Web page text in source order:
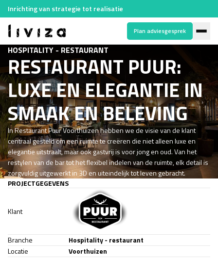
Inrichting van strategie tot realisatie
Plan adviesgesprek
HOSPITALITY - RESTAURANT
RESTAURANT PUUR:
LUXE EN ELEGANTIE IN
SMAAK EN BELEVING
In Restaurant Puur Voorthuizen hebben we de visie van de klant
centraal gesteld om een ruimte te creëren die niet alleen luxe en
elegantie uitstraalt, maar ook gastvrij is voor jong en oud. Van het
restylen van de bar tot het flexibel indelen van de ruimte, elk detail is
zorgvuldig uitgewerkt in 3D en uiteindelijk tot leven gebracht.
PROJECTGEGEVENS
Klant
Branche
Hospitality - restaurant
Locatie
Voorthuizen